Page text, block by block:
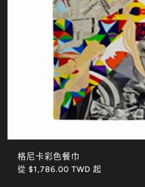
格尼卡彩色餐巾
定
從 $1,786.00 TWD 起